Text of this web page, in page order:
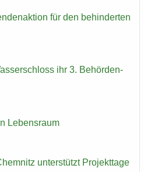
für den be­hin­der­ten
ihr 3. Be­hör­den­
Le­bens­raum
un­ter­stützt Pro­jekt­ta­ge